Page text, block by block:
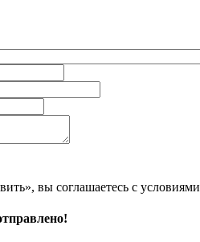
вы соглашаетесь с условиями